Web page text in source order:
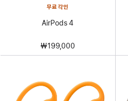
무료 각인
AirPods 4
₩199,000